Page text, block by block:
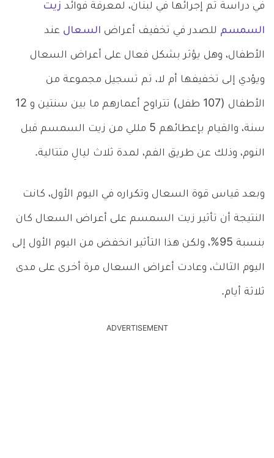
في دراسة تم إجرائها في لبنان، لمعرفة فوائد زيت
السمسم للصدر في تخفيف أعراض السعال عند
الأطفال، وهل يؤثر بشكل فعال على أعراض السعال
ويؤدي إلى تخفيفها أم لا، تم تسجيل مجموعة من
الأطفال (107 طفل) تتراوح أعمارهم ما بين سنتين و 12
سنة، والقيام بإعطائهم 5 مللي من زيت السمسم قبل
النوم، وذلك عن طريق الفم، لمدة ثلاث ليالِ متتالية.
وبعد قياس قوة السعال وتكراره في اليوم الأول، كانت
النتيجة أن تأثير زيت السمسم على أعراض السعال كان
بنسبة 95%، ولكن هذا التأثير انخفض من اليوم الأول إلى
اليوم الثالث، وعادت أعراض السعال مرة أخرى على مدى
ثلاثة أيام.
ADVERTISEMENT